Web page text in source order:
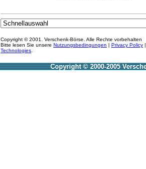
Copyright © 2001. Verschenk-Börse. Alle Rechte vorbehalten
Bitte lesen Sie unsere Nutzungsbedingungen | Privacy Policy
Technologies
Copyright © 2000-2005